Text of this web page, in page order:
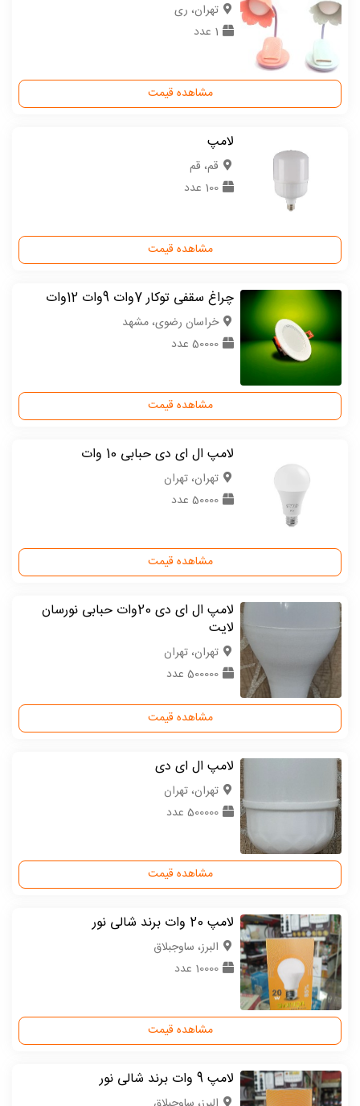
تهران، ری
1 عدد
مشاهده قیمت
لامپ
قم، قم
100 عدد
مشاهده قیمت
چراغ سقفی توکار 7وات 9وات 12وات
خراسان رضوی، مشهد
50000 عدد
مشاهده قیمت
لامپ ال ای دی حبابی 10 وات
تهران، تهران
50000 عدد
مشاهده قیمت
لامپ ال ای دی 20وات حبابی نورسان
لایت
تهران، تهران
500000 عدد
مشاهده قیمت
لامپ ال ای دی
تهران، تهران
500000 عدد
مشاهده قیمت
لامپ 20 وات برند شالی نور
البرز، ساوجبلاق
10000 عدد
مشاهده قیمت
لامپ 9 وات برند شالی نور